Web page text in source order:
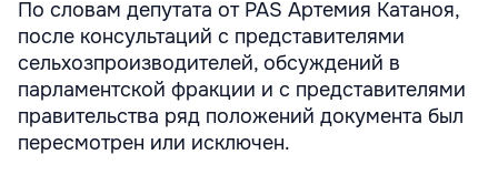
По словам депутата от PAS Артемия Катаноя,
после консультаций с представителями
сельхозпроизводителей, обсуждений в
парламентской фракции и с представителями
правительства ряд положений документа был
пересмотрен или исключен.